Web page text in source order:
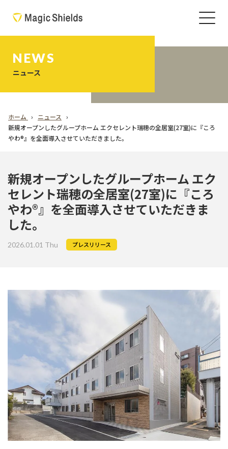
NEWS
ニュース
ホーム
ニュース
新規オープンしたグループホーム エクセレント瑞穂の全居室(27室)に『ころ
やわ®︎』を全面導入させていただきました。
新規オープンしたグループホーム エク
セレント瑞穂の全居室(27室)に『ころ
やわ®︎』を全面導入させていただきま
した。
2026.01.01 Thu プレスリリース